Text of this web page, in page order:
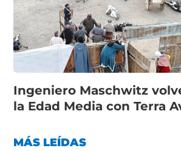
Ingeniero Maschwitz
la Edad Media con Terra
MÁS LEÍDAS